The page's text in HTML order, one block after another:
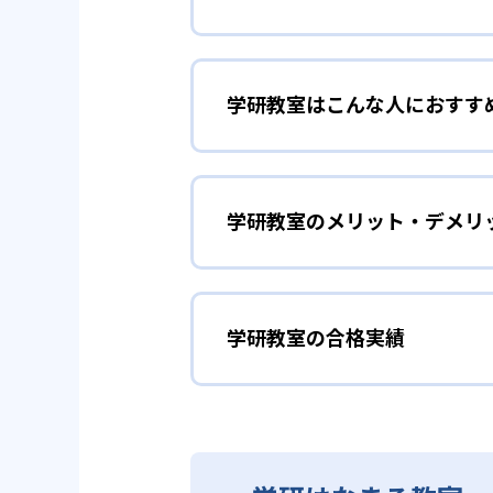
01 3歳から高
学研教室は、0･1･2歳から高校
先して学習を進める「無学年方
ができるため、一度立ち止まっ
02 生徒それ
学研教室の個別指導では、生徒
画を設計する。また、生徒そ
ルステップの教材となっている
週2回の教
学研教室はこんな人におすす
勉強全体の底力を上げた
学研教室は、生徒の「わかった
しており、わからない問題があ
「見える力」だけでなく、学習
を向上させたい人に向いている。
てて考える力の育成を、国語で
り離さず、くり返し学習と毎
学研教室のメリット・デメリ
どんなメリットがある？
学研教室が持つ最大のメリット
教材を使用している点だ。この
ら応用まで、少しずつステップ
ている。
学研教室の合格実績
学研教室の合格実績は、公式サ